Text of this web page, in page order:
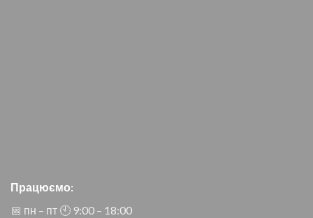
Працюємо:
📅 пн – пт 🕙︎ 9:00 – 18:00